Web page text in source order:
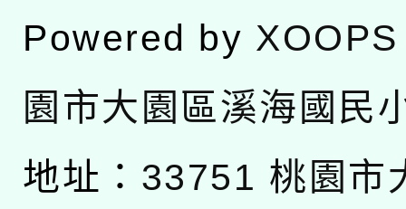
Powered by XOOPS
園市大園區溪海國民
地址： 33751 桃園市